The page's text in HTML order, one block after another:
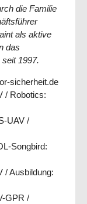
die Familie
als aktive
das
1997.
sicherheit.de
/ Robotics:
UAV /
Songbird:
/ Ausbildung:
GPR /